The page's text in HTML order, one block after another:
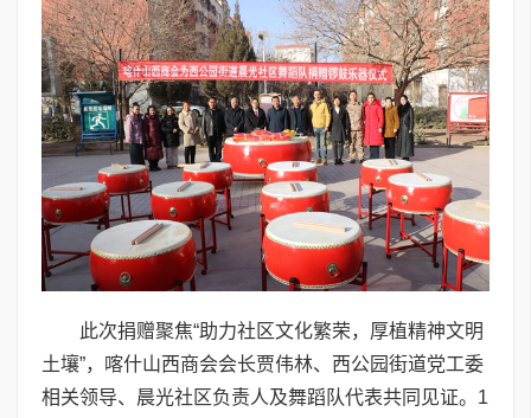
此次捐赠聚焦“助力社区文化繁荣，厚植精神文明
土壤”，喀什山西商会会长贾伟林、西公园街道党工委
相关领导、晨光社区负责人及舞蹈队代表共同见证。1